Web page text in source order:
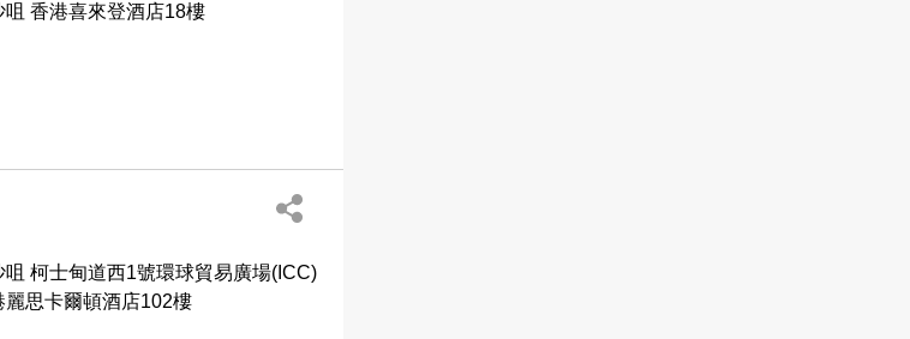
咀 香港喜來登酒店18樓
咀 柯士甸道西1號環球貿易廣場(ICC)
麗思卡爾頓酒店102樓